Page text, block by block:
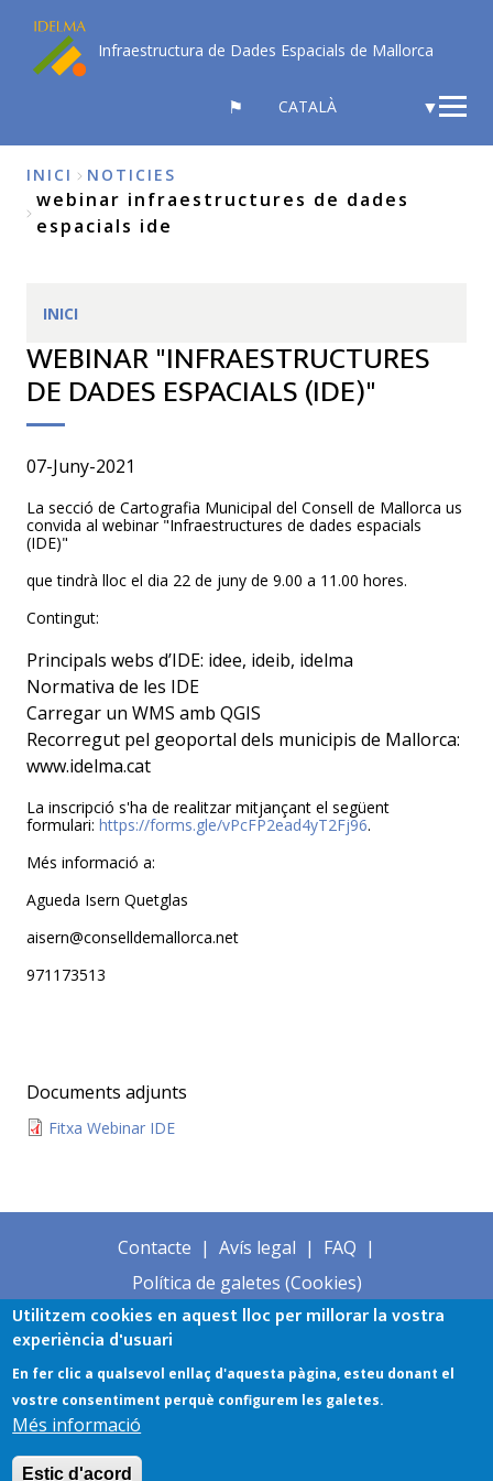
contingut
Infraestructura de Dades Espacials de Mallorca
YOUR
LANGUAGE
Fil
d'Ariadna
INICI NOTICIES
webinar infraestructures de dades
espacials ide
INICI
WEBINAR "INFRAESTRUCTURES
DE DADES ESPACIALS (IDE)"
07-Juny-2021
La secció de Cartografia Municipal del Consell de Mallorca us
convida al webinar "Infraestructures de dades espacials
(IDE)"
que tindrà lloc el dia 22 de juny de 9.00 a 11.00 hores.
Contingut:
Principals webs d’IDE: idee, ideib, idelma
Normativa de les IDE
Carregar un WMS amb QGIS
Recorregut pel geoportal dels municipis de Mallorca:
www.idelma.cat
La inscripció s'ha de realitzar mitjançant el següent
formulari: https://forms.gle/vPcFP2ead4yT2Fj96.
Més informació a:
Agueda Isern Quetglas
aisern@conselldemallorca.net
971173513
Documents adjunts
Fitxa Webinar IDE
Info
Menu
-
Home
4
Contacte Avís legal
FAQ
Política de galetes (Cookies)
C/ General Riera 111
Palma de Mallorca
cartografiamunicipal@conselldemallorca.net
Utilitzem cookies en aquest lloc per millorar la vostra
experiència d'usuari
En fer clic a qualsevol enllaç d'aquesta pàgina, esteu donant el
vostre consentiment perquè configurem les galetes.
Més informació
Estic d'acord